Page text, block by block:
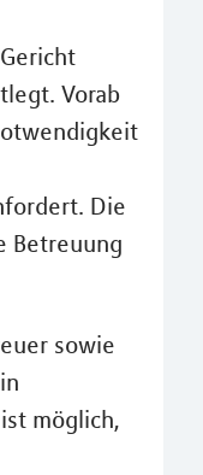
Vorab
Die
Betreuung
sowie
möglich,